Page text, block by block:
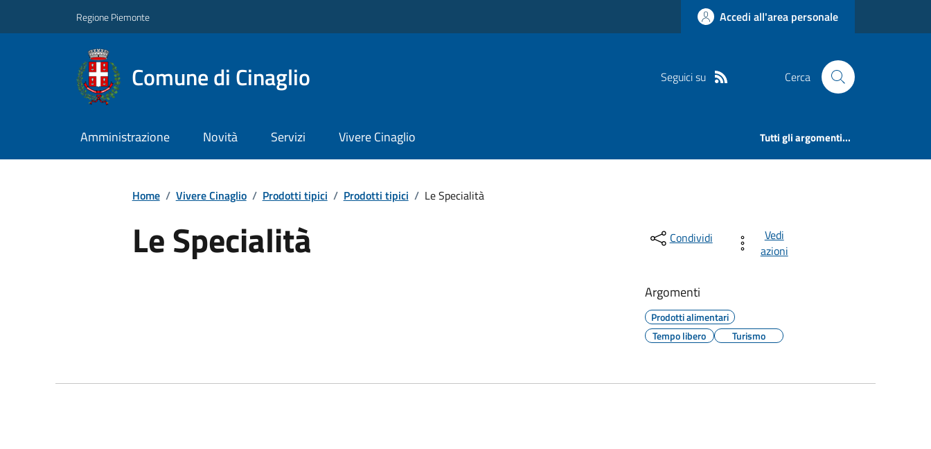
Regione Piemonte Accedi all'area personale
Comune di Cinaglio Seguici su Cerca
Amministrazione Novità Servizi Vivere Cinaglio Tutti gli argomenti...
Home / Vivere Cinaglio / Prodotti tipici / Prodotti tipici / Le Specialità
Le Specialità Condividi
Vedi
azioni
Argomenti
Prodotti alimentari
Tempo libero
Turismo